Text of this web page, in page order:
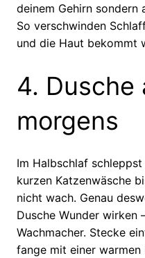
deinem Gehirn
So verschwinden
und die Haut bekommt
4. Dusche
morgens
Im Halbschlaf
kurzen Katzenwäsche
nicht wach. Genau
Dusche Wunder wirken
Wachmacher. Stecke
fange mit einer warmen